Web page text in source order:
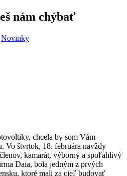
nám chýbať
Novinky
chcela by som Vám
Vo štvrtok, 18. februára navždy
kamarát, výborný a spoľahlivý
Daia, bola jedným z prvých
ktoré mali za cieľ budovať